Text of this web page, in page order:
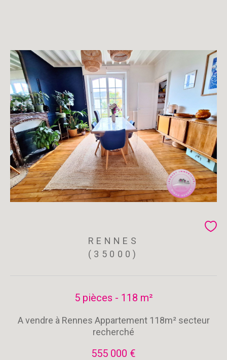
RENNES
(35000)
5 pièces - 118 m²
A vendre à Rennes Appartement 118m² secteur
recherché
555 000 €